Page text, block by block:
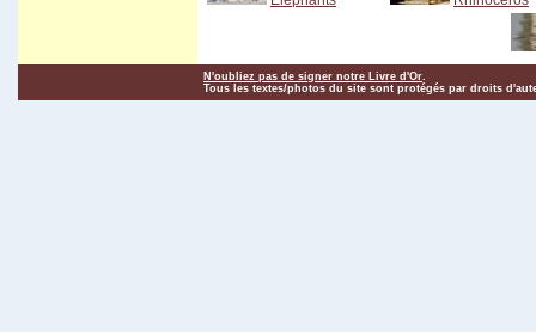
N'oubliez pas de signer notre Livre d'Or.
Tous les textes/photos du site sont protégés par droits